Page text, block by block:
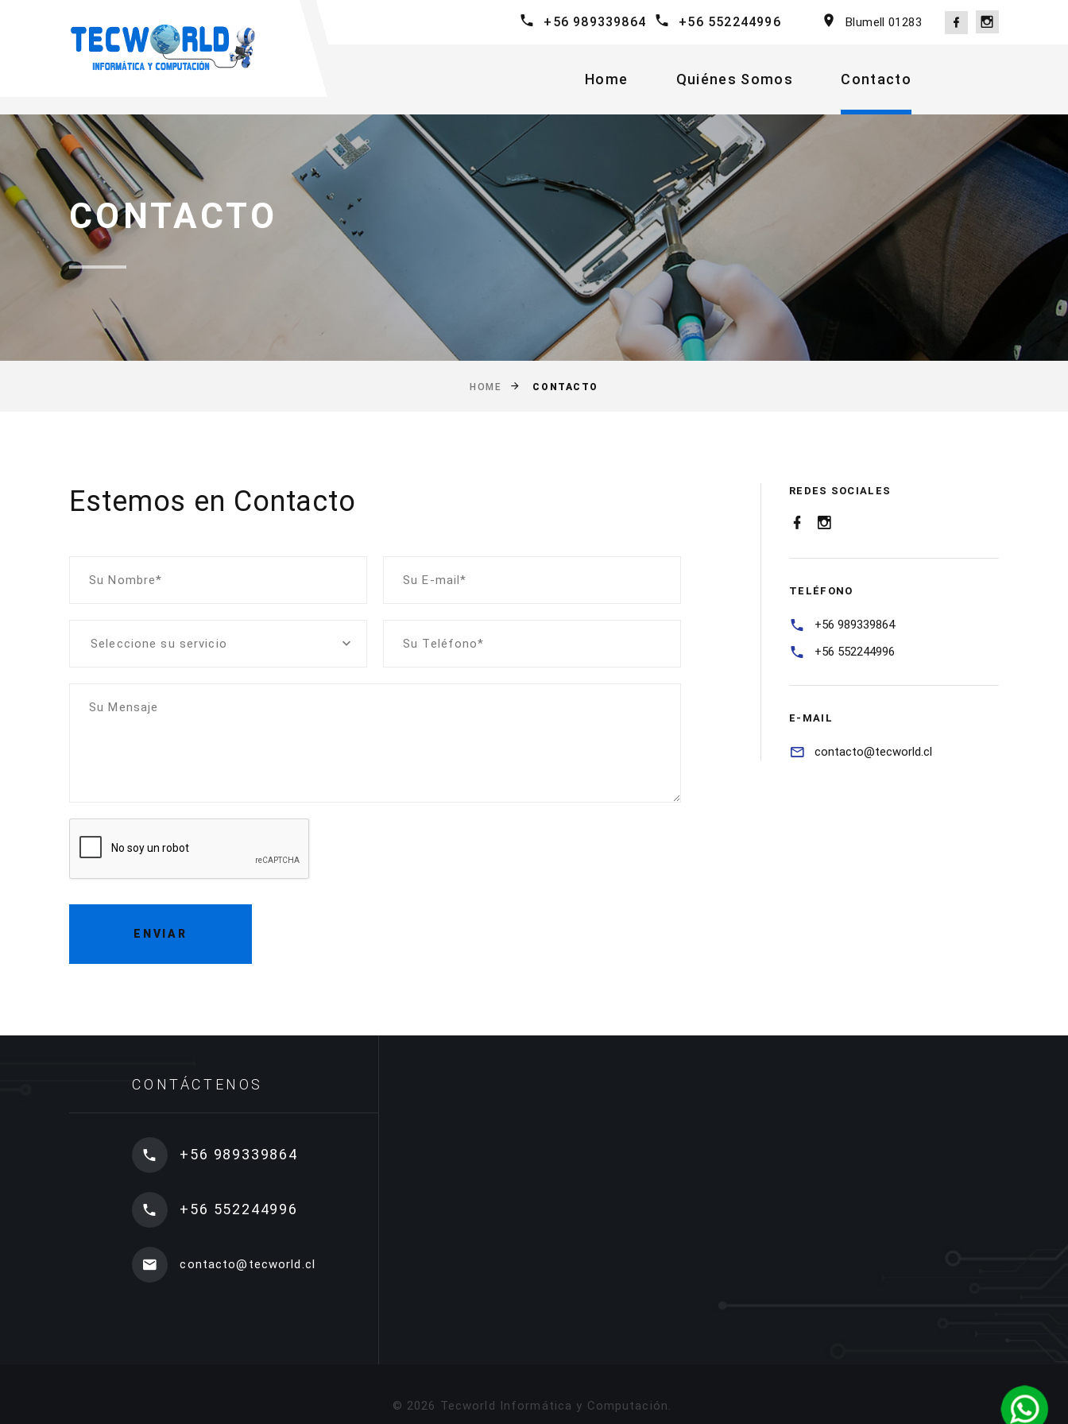
+56 989339864 +56 552244996 Blumell 01283
Home Quiénes Somos Contacto
CONTACTO
HOME CONTACTO
Estemos en Contacto
Su Nombre* Su E-mail*
Seleccione su servicio Su Teléfono*
Su Mensaje
ENVIAR
REDES SOCIALES
TELÉFONO
+56 989339864
+56 552244996
E-MAIL
contacto@tecworld.cl
CONTÁCTENOS
+56 989339864
+56 552244996
contacto@tecworld.cl
© 2026 Tecworld Informática y Computación.